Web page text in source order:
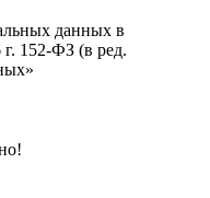
данных в
152-ФЗ (в ред.